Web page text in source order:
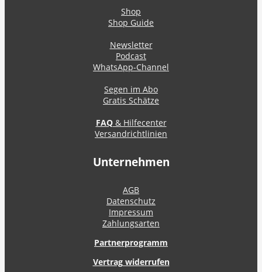
Shop
Shop Guide
Newsletter
Podcast
WhatsApp-Channel
Segen im Abo
Gratis Schätze
FAQ& Hilfecenter
Versandrichtlinien
Unternehmen
AGB
Datenschutz
Impressum
Zahlungsarten
Partnerprogramm
Vertrag widerrufen